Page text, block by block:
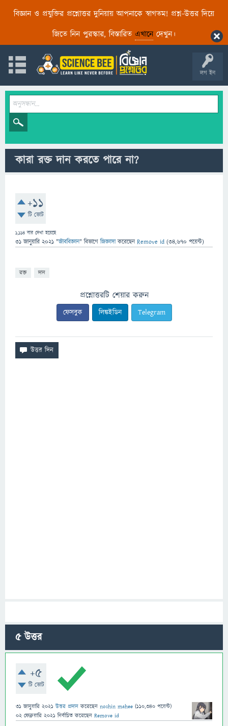
বিজ্ঞান ও প্রযুক্তির প্রশ্নোত্তর দুনিয়ায় আপনাকে স্বাগতম! প্রশ্ন-উত্তর দিয়ে
জিতে নিন পুরস্কার, বিস্তারিত এখানেদেখুন।
লগ ইন
কারা রক্ত ​​দান করতে পারে না?
+11
টি ভোট
1,114 বার দেখা হয়েছে
31 জানুয়ারি 2021 "জীববিজ্ঞান" বিভাগে জিজ্ঞাসাকরেছেনRemove id (34,670 পয়েন্ট)
রক্ত দান
প্রশ্নোত্তরটি শেয়ার করুন
ফেসবুক লিঙ্কইডিন Telegram
5উত্তর
+5
টি ভোট
31 জানুয়ারি 2021 উত্তর প্রদান করেছেন noshin mahee (110,340 পয়েন্ট)
02 ফেব্রুয়ারি 2021 নির্বাচিত করেছেন Remove id